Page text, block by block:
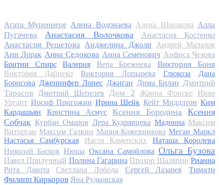
Агата Муцениеце Алена Водонаева Алена Шишкова Алла
Пугачева
Анастасия Волочкова Анастасия Костенко
Анастасия Решетова Анджелина Джоли
Андрей Малахов
Ани Лорак Анна Седокова Анна Семенович Анфиса Чехова
Бритни Спирс
Валерия Вера Брежнева Виктория Боня
Виктория Дайнеко Виктория Лопырева Глюкоза
Дана
Борисова Дженнифер Лопес Джиган Дима Билан Дмитрий
Тарасов
Дмитрий Шепелев Дом 2 Жанна Фриске
Иван
Ургант Иосиф Пригожин Ирина Шейк Кейт Миддлтон Ким
Кардашьян
Кристина Асмус Ксения Бородина
Ксения
Собчак Курбан Омаров Лера Кудрявцева Мадонна Максим
Виторган Максим Галкин Мария Кожевникова Меган Маркл
Настасья Самбурская
Настя Каменских
Наташа Королева
Николай Басков Нюша Оксана Самойлова Ольга Бузова
Павел Прилучный Полина Гагарина Прохор Шаляпин Рианна
Рита Дакота
Светлана Лобода Сергей Лазарев
Тимати
Филипп Киркоров Яна Рудковская